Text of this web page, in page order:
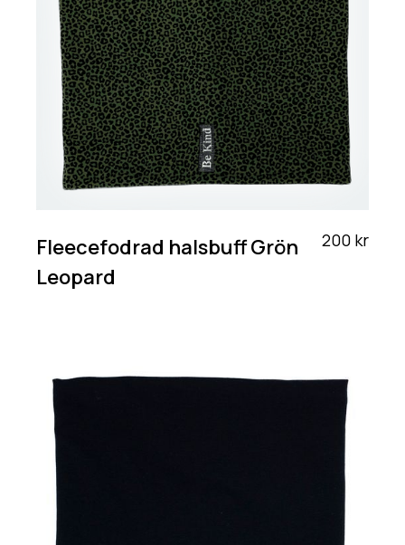
Fleecefodrad halsbuff Grön
Leopard
200 kr